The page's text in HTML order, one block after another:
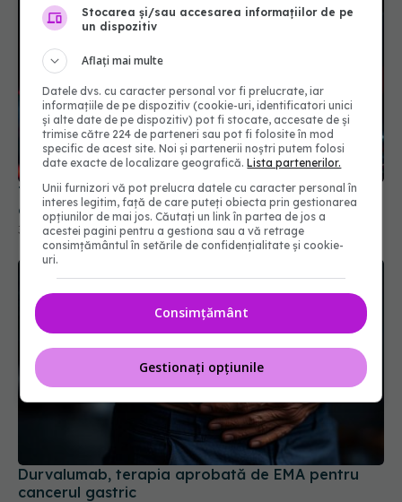
Tratamentul care micșorează tumorile agresive
cu 70%. Cum funcționează noul vaccin mRNA
30 iun 2026, 19:06
Durvalumab, terapia aprobată de EMA pentru
cancerul gastric
Stocarea și/sau accesarea informațiilor de pe
un dispozitiv
Aflați mai multe
Datele dvs. cu caracter personal vor fi prelucrate, iar
informațiile de pe dispozitiv (cookie-uri, identificatori unici
și alte date de pe dispozitiv) pot fi stocate, accesate de și
trimise către 224 de parteneri sau pot fi folosite în mod
specific de acest site. Noi și partenerii noștri putem folosi
date exacte de localizare geografică.Lista partenerilor.
Unii furnizori vă pot prelucra datele cu caracter personal în
interes legitim, față de care puteți obiecta prin gestionarea
opțiunilor de mai jos. Căutați un link în partea de jos a
acestei pagini pentru a gestiona sau a vă retrage
consimțământul în setările de confidențialitate și cookie-
uri.
Consimțământ
Gestionați opțiunile